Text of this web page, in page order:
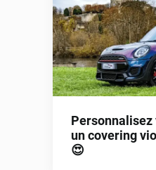
un covering
😍